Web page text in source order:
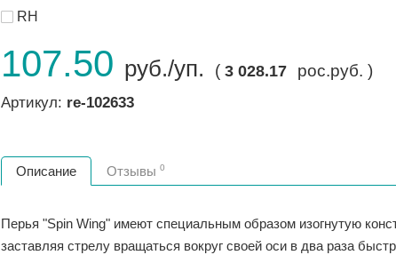
RH
107.50 руб./уп. ( 3 028.17 рос.руб. )
Артикул: re-102633
Описание Отзывы 0
Перья "Spin Wing" имеют специальным образом изогнутую
заставляя стрелу вращаться вокруг своей оси в два раза